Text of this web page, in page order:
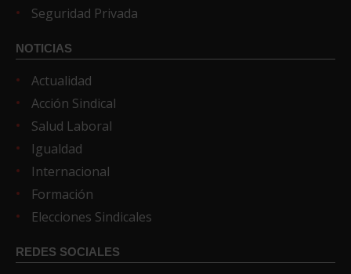
Seguridad Privada
NOTICIAS
Actualidad
Acción Sindical
Salud Laboral
Igualdad
Internacional
Formación
Elecciones Sindicales
REDES SOCIALES